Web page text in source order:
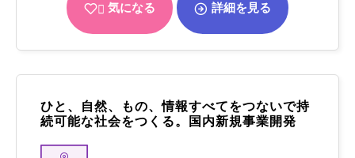
気になる 詳細を見る
ひと、自然、もの、情報すべてをつないで持
続可能な社会をつくる。国内新規事業開発